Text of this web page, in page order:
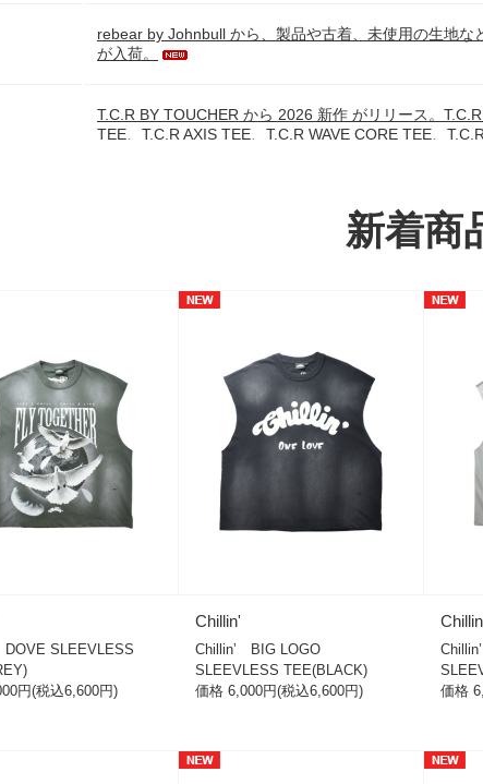
rebear by Johnbull から、製品や古着、未使用の生地
が入荷。
T.C.R BY TOUCHER から 2026 新作 がリリース。
TEE、T.C.R AXIS TEE、T.C.R WAVE CORE TEE、
Chillin' BIG LOGO TEE がニューカラーとともに入荷。
新着商
SLEEVLESS
円(税込6,600円)
Chillin'
Chillin’ BIG LOGO
SLEEVLESS TEE(BLACK)
価格 6,000円(税込6,600円)
価格